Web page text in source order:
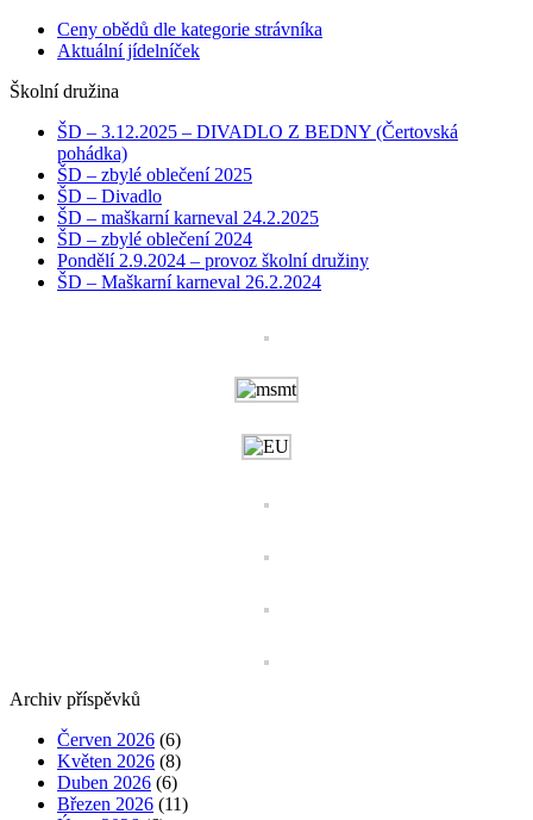
Ceny obědů dle kategorie strávníka
Aktuální jídelníček
Školní družina
ŠD – 3.12.2025 – DIVADLO Z BEDNY (Čertovská
pohádka)
ŠD – zbylé oblečení 2025
ŠD – Divadlo
ŠD – maškarní karneval 24.2.2025
ŠD – zbylé oblečení 2024
Pondělí 2.9.2024 – provoz školní družiny
ŠD – Maškarní karneval 26.2.2024
Archiv příspěvků
Červen 2026 (6)
Květen 2026 (8)
Duben 2026 (6)
Březen 2026 (11)